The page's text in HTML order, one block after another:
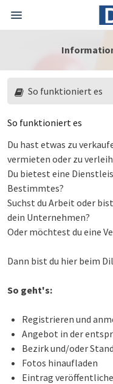
So funktioniert es
So funktioniert es
Du hast etwas zu
vermieten oder zu
Du bietest eine
Bestimmtes?
Suchst du Arbeit oder
dein Unternehmen?
Oder möchtest du eine
Dann bist du hier beim
So geht's:
Registrieren und
Angebot in der
Bezirk und/oder
Fotos hinaufladen
Eintrag